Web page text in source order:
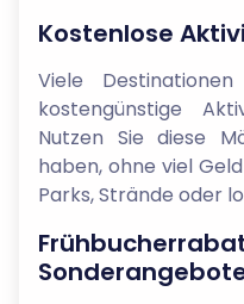
Kostenlose
Viele
kostengünstige
Nutzen Sie diese
haben, ohne viel
Parks, Strände oder